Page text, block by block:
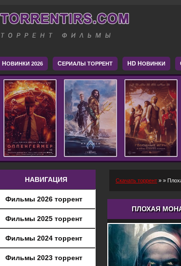
НОВИНКИ 2026 СЕРИАЛЫ ТОРРЕНТ HD НОВИНКИ
НАВИГАЦИЯ
Фильмы 2026 торрент
Фильмы 2025 торрент
Фильмы 2024 торрент
Фильмы 2023 торрент
Скачать торрент » »
ПЛОХАЯ